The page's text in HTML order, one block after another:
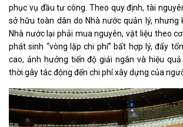
phục vụ đầu tư công. Theo quy định, tài
sở hữu toàn dân do Nhà nước quản lý, nhưng
Nhà nước lại phải mua nguyên, vật liệu theo
phát sinh “vòng lặp chi phí” bất hợp lý, đẩy
cao, ảnh hưởng tiến độ giải ngân và hiệu
thời gây tác động đến chi phí xây dựng của